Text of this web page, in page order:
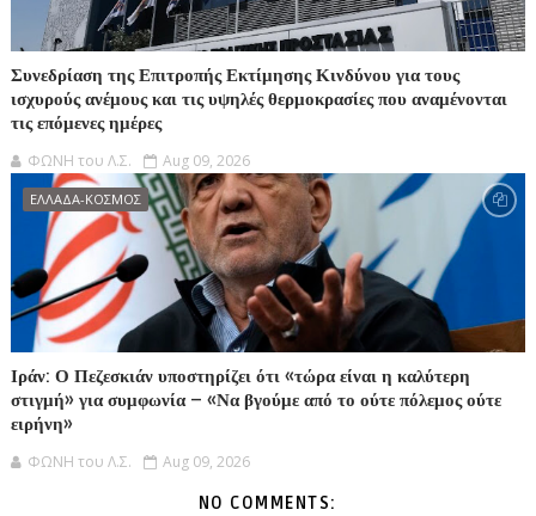
Συνεδρίαση της Επιτροπής Εκτίμησης Κινδύνου για τους
ισχυρούς ανέμους και τις υψηλές θερμοκρασίες που αναμένονται
τις επόμενες ημέρες
ΦΩΝΗ του Λ.Σ. Aug 09, 2026
ΕΛΛΑΔΑ-ΚΟΣΜΟΣ
Ιράν: Ο Πεζεσκιάν υποστηρίζει ότι «τώρα είναι η καλύτερη
στιγμή» για συμφωνία – «Να βγούμε από το ούτε πόλεμος ούτε
ειρήνη»
ΦΩΝΗ του Λ.Σ. Aug 09, 2026
NO COMMENTS: